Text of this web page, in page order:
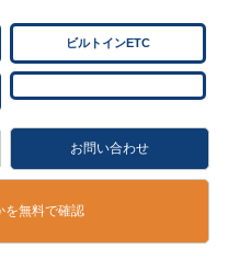
ビルトインETC
お問い合わせ
を無料で確認